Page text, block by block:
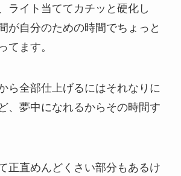
ライト当ててカチッと硬化し
が自分のための時間でちょっと
てます。
ら全部仕上げるにはそれなりに
、夢中になれるからその時間す
正直めんどくさい部分もあるけ